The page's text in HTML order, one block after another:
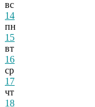
вс
14
пн
15
вт
16
ср
17
чт
18